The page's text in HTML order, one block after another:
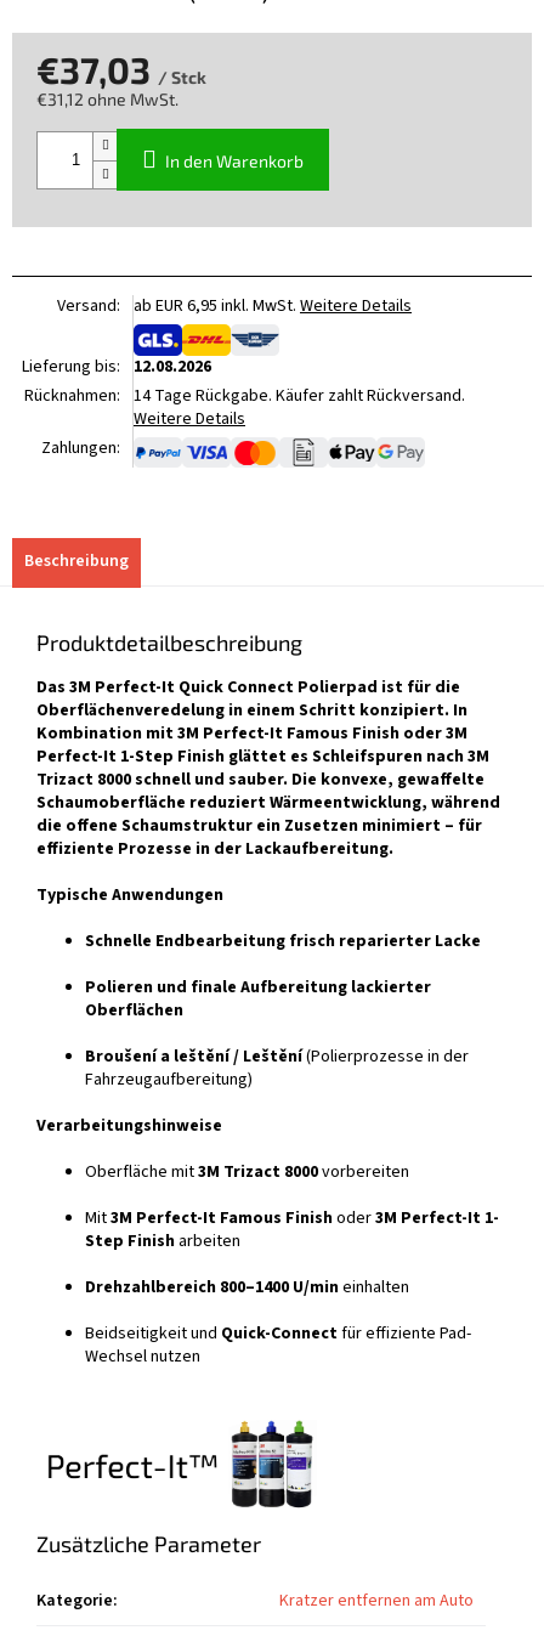
€37,03 / Stck
€31,12 ohne MwSt.
In den Warenkorb
Versand: ab EUR 6,95 inkl. MwSt. Weitere Details
Lieferung bis:
12.08.2026
Rücknahmen: 14 Tage Rückgabe. Käufer zahlt Rückversand.
Weitere Details
Zahlungen:
Beschreibung
Produktdetailbeschreibung
Das 3M Perfect-It Quick Connect Polierpad ist für die
Oberflächenveredelung in einem Schritt konzipiert. In
Kombination mit 3M Perfect-It Famous Finish oder 3M
Perfect-It 1-Step Finish glättet es Schleifspuren nach 3M
Trizact 8000 schnell und sauber. Die konvexe, gewaffelte
Schaumoberfläche reduziert Wärmeentwicklung, während
die offene Schaumstruktur ein Zusetzen minimiert – für
effiziente Prozesse in der Lackaufbereitung.
Typische Anwendungen
Schnelle Endbearbeitung frisch reparierter Lacke
Polieren und finale Aufbereitung lackierter
Oberflächen
Broušení a leštění / Leštění(Polierprozesse in der
Fahrzeugaufbereitung)
Verarbeitungshinweise
Oberfläche mit3M Trizact 8000vorbereiten
Mit3M Perfect-It Famous Finishoder3M Perfect-It 1-
Step Finish arbeiten
Drehzahlbereich 800–1400 U/mineinhalten
Beidseitigkeit und Quick-Connectfür effiziente Pad-
Wechsel nutzen
Zusätzliche Parameter
Kategorie:
Kratzer entfernen am Auto